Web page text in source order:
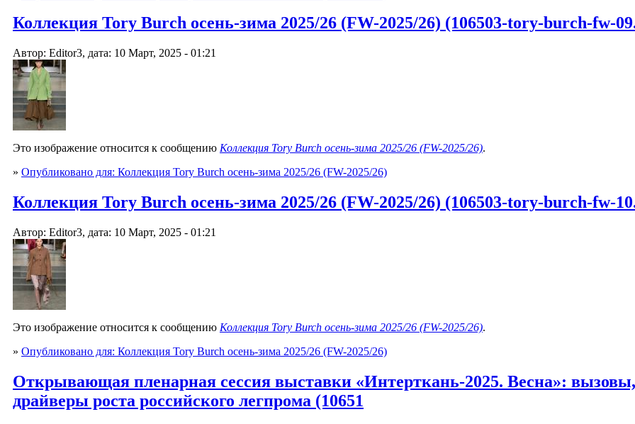
Коллекция Tory Burch осень-зима 2025/26 (FW-2025/26) (106503-tory-burch-fw-
Автор: Editor3, дата: 10 Март, 2025 - 01:21
Это изображение относится к сообщению Коллекция Tory Burch осень-зима 2025/26 (FW-2025/26).
» Опубликовано для: Коллекция Tory Burch осень-зима 2025/26 (FW-2025/26)
Коллекция Tory Burch осень-зима 2025/26 (FW-2025/26) (106503-tory-burch-fw-
Автор: Editor3, дата: 10 Март, 2025 - 01:21
Это изображение относится к сообщению Коллекция Tory Burch осень-зима 2025/26 (FW-2025/26).
» Опубликовано для: Коллекция Tory Burch осень-зима 2025/26 (FW-2025/26)
Открывающая пленарная сессия выставки «Интерткань-2025. Весна»:
драйверы роста российского легпрома (10651